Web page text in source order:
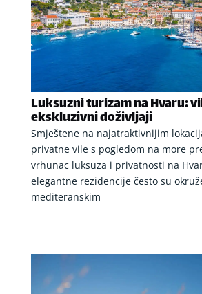
Luksuzni turizam na Hvaru:
ekskluzivni doživljaji
Smještene na najatraktivnijim
privatne vile s pogledom na more
vrhunac luksuza i privatnosti na
elegantne rezidencije često su
mediteranskim